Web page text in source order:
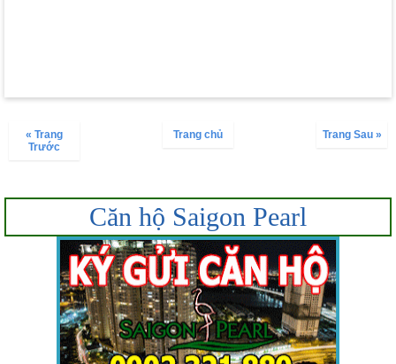
« Trang
Trước
Trang Sau »
Trang chủ
Căn hộ Saigon Pearl